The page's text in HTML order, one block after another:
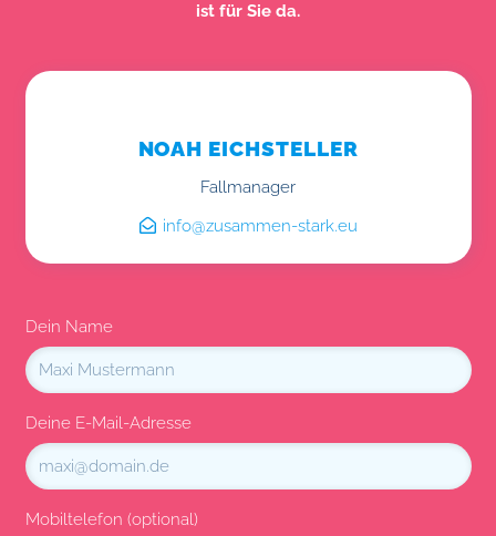
ist für Sie da.
NOAH EICHSTELLER
Fallmanager
info@zusammen-stark.eu
Dein Name
Deine E-Mail-Adresse
Mobiltelefon (optional)